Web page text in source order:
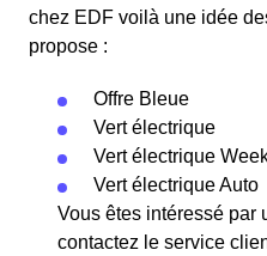
chez EDF voilà une idée
propose :
Offre Bleue
Vert électrique
Vert électrique
Vert électrique Auto
Vous êtes intéressé par
contactez le service